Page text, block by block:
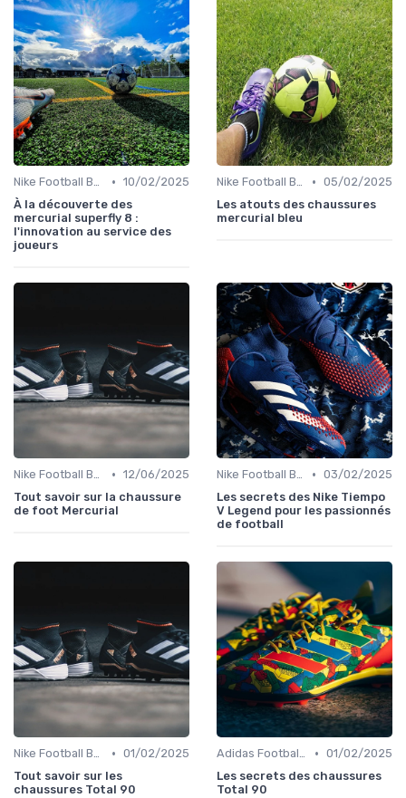
Nike Football Boots • 10/02/2025
À la découverte des
mercurial superfly 8 :
l'innovation au service des
joueurs
Nike Football Boots • 05/02/2025
Les atouts des chaussures
mercurial bleu
Nike Football Boots • 12/06/2025
Tout savoir sur la chaussure
de foot Mercurial
Nike Football Boots • 03/02/2025
Les secrets des Nike Tiempo
V Legend pour les passionnés
de football
Nike Football Boots • 01/02/2025
Tout savoir sur les
chaussures Total 90
Adidas Football Boots • 01/02/2025
Les secrets des chaussures
Total 90